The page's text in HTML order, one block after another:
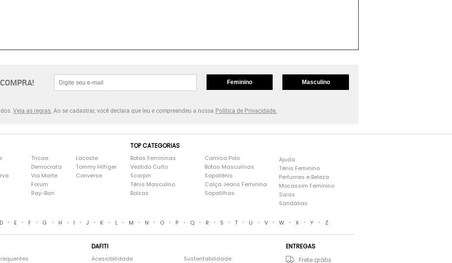
Feminino Masculino
Veja as regras. Ao se cadastrar, você declara que leu e compreendeu a nossa Política de Privacidade.
Tricae
Democrata
Via Marte
Forum
Ray-Ban
Lacoste
Tommy Hilfiger
Converse
TOP CATEGORIAS
Botas Femininas
Vestido Curto
Scarpin
Tênis Masculino
Bolsas
Camisa Polo
Botas Masculinas
Sapatênis
Calça Jeans Feminina
Sapatilhas
Ajuda
Tênis Feminino
Perfumes e Beleza
Mocassim Feminino
Saias
Sandálias
D • E • F • G • H • I • J • K • L • M • N • O • P • Q • R • S • T • U • V • W • X • Y • Z
DAFITI
Acessibilidade Sustentabilidade
ENTREGAS
Frete grátis